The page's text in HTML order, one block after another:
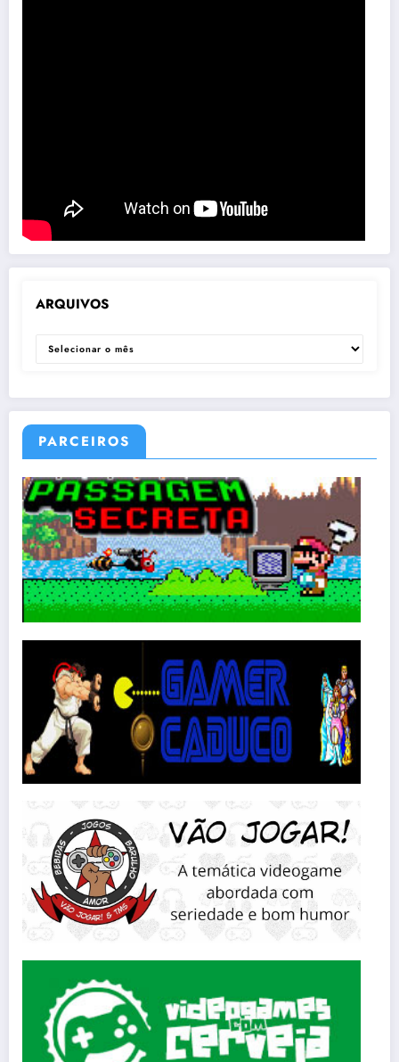
ARQUIVOS
ARQUIVOS
PARCEIROS